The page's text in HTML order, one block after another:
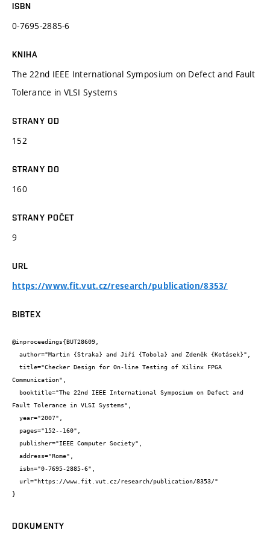
ISBN
0-7695-2885-6
KNIHA
The 22nd IEEE International Symposium on Defect and Fault
Tolerance in VLSI Systems
STRANY OD
152
STRANY DO
160
STRANY POČET
9
URL
https://www.fit.vut.cz/research/publication/8353/
BIBTEX
@inproceedings{BUT28609,
Communication",
Fault Tolerance in VLSI Systems",
}
DOKUMENTY